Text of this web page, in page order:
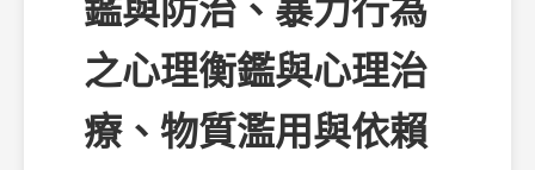
鑑與防治、暴力行為
之心理衡鑑與心理治
療、物質濫用與依賴